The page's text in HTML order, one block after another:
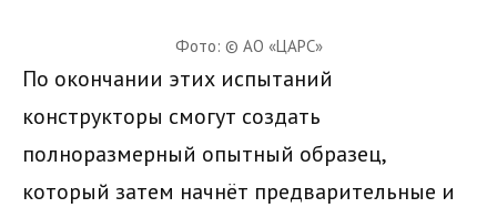
Фото: © АО «ЦАРС»
По окончании этих испытаний
конструкторы смогут создать
полноразмерный опытный образец,
который затем начнёт предварительные и